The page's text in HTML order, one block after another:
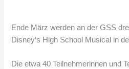
Ende März werden an der GSS
Disney‘s High School Musical in
Die etwa 40 Teilnehmerinnen und